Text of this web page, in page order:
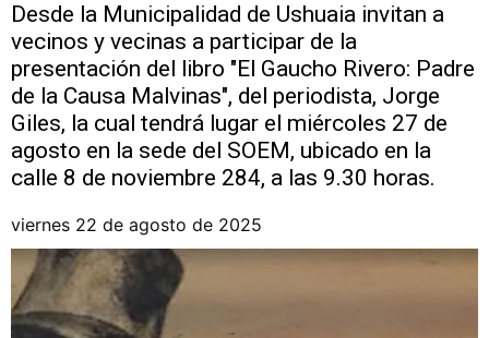
Desde la Municipalidad de Ushuaia invitan a
vecinos y vecinas a participar de la
presentación del libro "El Gaucho Rivero: Padre
de la Causa Malvinas", del periodista, Jorge
Giles, la cual tendrá lugar el miércoles 27 de
agosto en la sede del SOEM, ubicado en la
calle 8 de noviembre 284, a las 9.30 horas.
viernes 22 de agosto de 2025